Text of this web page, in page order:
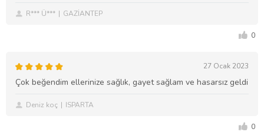
R*** Ü*** GAZİANTEP
0
27 Ocak 2023
Çok beğendim ellerinize sağlık, gayet sağlam ve hasarsız geldi
Deniz koç ISPARTA
0